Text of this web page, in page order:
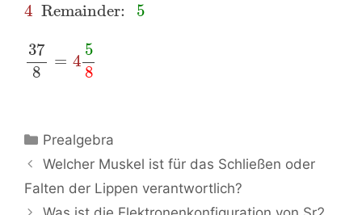
4 Remainder:
5
37
8
= 4
5
8
Kategorien
Prealgebra
Beitrags-
Navigation
Welcher Muskel ist für das Schließen oder
Falten der Lippen verantwortlich?